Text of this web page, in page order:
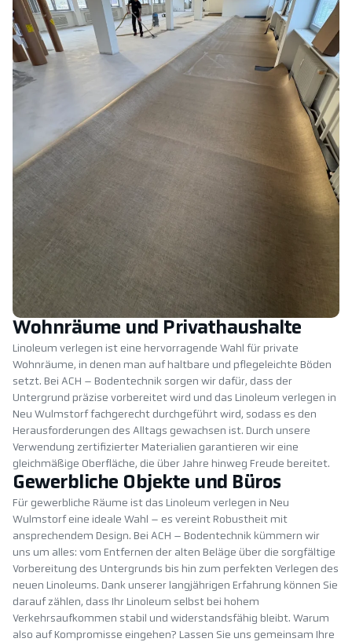
Wohnräume und Privathaushalte
Linoleum verlegen ist eine hervorragende Wahl für private
Wohnräume, in denen man auf haltbare und pflegeleichte Böden
setzt. Bei ACH – Bodentechnik sorgen wir dafür, dass der
Untergrund präzise vorbereitet wird und das Linoleum verlegen in
Neu Wulmstorf fachgerecht durchgeführt wird, sodass es den
Herausforderungen des Alltags gewachsen ist. Durch unsere
Verwendung zertifizierter Materialien garantieren wir eine
gleichmäßige Oberfläche, die über Jahre hinweg Freude bereitet.
Gewerbliche Objekte und Büros
Für gewerbliche Räume ist das Linoleum verlegen in Neu
Wulmstorf eine ideale Wahl – es vereint Robustheit mit
ansprechendem Design. Bei ACH – Bodentechnik kümmern wir
uns um alles: vom Entfernen der alten Beläge über die sorgfältige
Vorbereitung des Untergrunds bis hin zum perfekten Verlegen des
neuen Linoleums. Dank unserer langjährigen Erfahrung können Sie
darauf zählen, dass Ihr Linoleum selbst bei hohem
Verkehrsaufkommen stabil und widerstandsfähig bleibt. Warum
also auf Kompromisse eingehen? Lassen Sie uns gemeinsam Ihre